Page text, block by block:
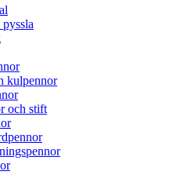
kulpennor
och stift